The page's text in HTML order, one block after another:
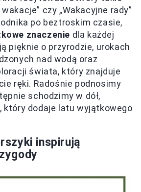
czy „Wakacyjne rady”
po beztroskim czasie,
znaczenie dla każdej
pięknie o przyrodzie, urokach
nad wodą oraz
świata, który znajduje
ręki. Radośnie podnosimy
schodzimy w dół,
który dodaje latu wyjątkowego
inspirują